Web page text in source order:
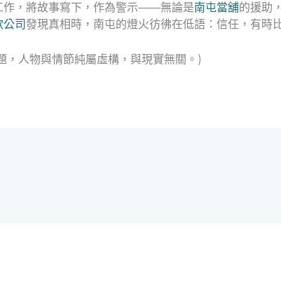
作，將故事寫下，作為警示——無論是南屯當舖的援助
司發現真相時，南屯的燈火彷彿在低語：信任，有時
，人物與情節純屬虛構，與現實無關。)